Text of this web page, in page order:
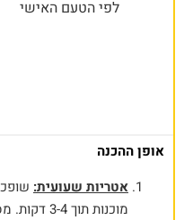
לפי הטעם האישי
אופן ההכנה
אטריות שעועית:
מוכנות